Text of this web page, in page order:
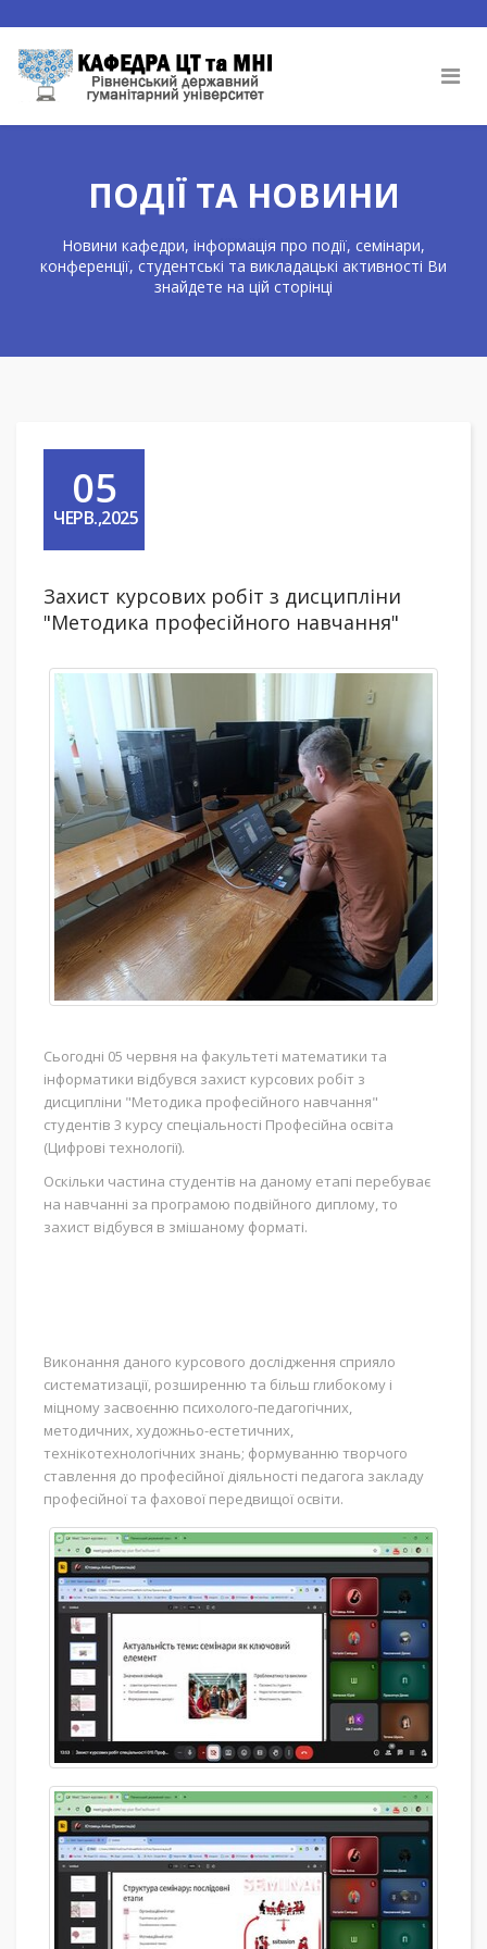
ПОДІЇ ТА НОВИНИ
Новини кафедри, інформація про події, семінари,
конференції, студентські та викладацькі активності Ви
знайдете на цій сторінці
05
ЧЕРВ.,2025
Захист курсових робіт з дисципліни
"Методика професійного навчання"
Сьогодні 05 червня на факультеті математики та
інформатики відбувся захист курсових робіт з
дисципліни "Методика професійного навчання"
студентів 3 курсу спеціальності Професійна освіта
(Цифрові технології).
Оскільки частина студентів на даному етапі перебуває
на навчанні за програмою подвійного диплому, то
захист відбувся в змішаному форматі.
Виконання даного курсового дослідження сприяло
систематизації, розширенню та більш глибокому і
міцному засвоєнню психолого-педагогічних,
методичних, художньо-естетичних,
технікотехнологічних знань; формуванню творчого
ставлення до професійної діяльності педагога закладу
професійної та фахової передвищої освіти.